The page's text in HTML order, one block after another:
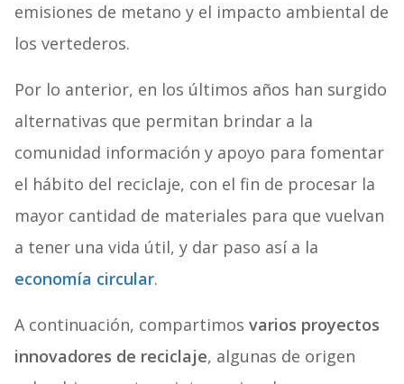
emisiones de metano y el impacto ambiental de
los vertederos.
Por lo anterior, en los últimos años han surgido
alternativas que permitan brindar a la
comunidad información y apoyo para fomentar
el hábito del reciclaje, con el fin de procesar la
mayor cantidad de materiales para que vuelvan
a tener una vida útil, y dar paso así a la
economía circular.
A continuación, compartimos varios proyectos
innovadores de reciclaje, algunas de origen